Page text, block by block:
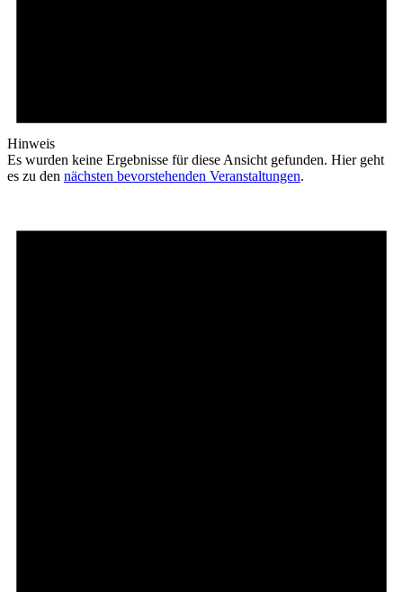
Hinweis
Es wurden keine Ergebnisse für diese Ansicht gefunden. Hier geht
es zu den nächsten bevorstehenden Veranstaltungen.